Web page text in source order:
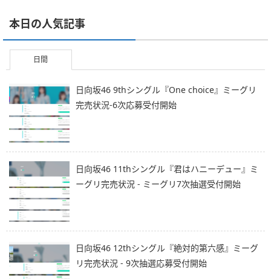
本日の人気記事
日間
日向坂46 9thシングル『One choice』ミーグリ
完売状況-6次応募受付開始
日向坂46 11thシングル『君はハニーデュー』ミ
ーグリ完売状況 - ミーグリ7次抽選受付開始
日向坂46 12thシングル『絶対的第六感』ミーグ
リ完売状況 - 9次抽選応募受付開始